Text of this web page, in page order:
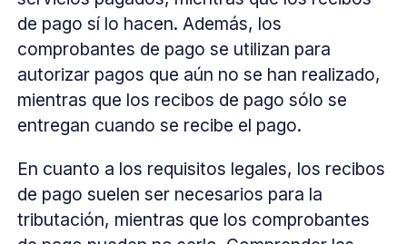
de pago sí lo hacen. Además, los
comprobantes de pago se utilizan para
autorizar pagos que aún no se han realizado,
mientras que los recibos de pago sólo se
entregan cuando se recibe el pago.
En cuanto a los requisitos legales, los recibos
de pago suelen ser necesarios para la
tributación, mientras que los comprobantes